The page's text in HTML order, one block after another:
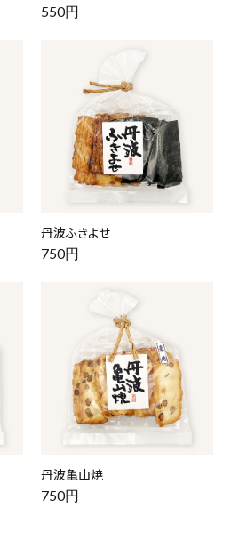
550円
丹波ふきよせ
750円
丹波亀山焼
750円